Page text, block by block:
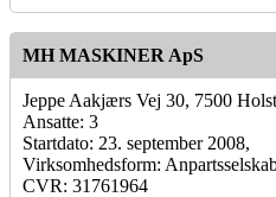
MH MASKINER ApS
Jeppe Aakjærs Vej 30, 7500
Ansatte: 3
Startdato: 23. september 2008,
Virksomhedsform:
CVR: 31761964